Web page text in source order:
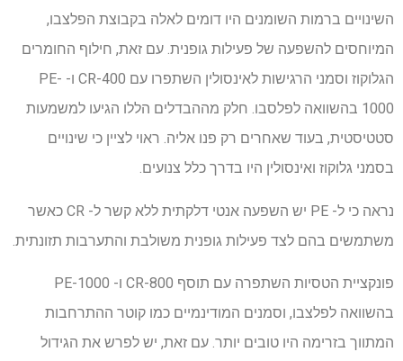
השינויים ברמות השומנים היו דומים לאלה בקבוצת הפלצבו,
המיוחסים להשפעה של פעילות גופנית. עם זאת, חילוף החומרים
הגלוקוז וסמני הרגישות לאינסולין השתפרו עם CR-400 ו- PE-
1000 בהשוואה לפלסבו. חלק מההבדלים הללו הגיעו למשמעות
סטטיסטית, בעוד שאחרים רק פנו אליה. ראוי לציין כי שינויים
בסמני גלוקוז ואינסולין היו בדרך כלל צנועים.
נראה כי ל- PE יש השפעה אנטי דלקתית ללא קשר ל- CR כאשר
משתמשים בהם לצד פעילות גופנית משולבת והתערבות תזונתית.
פונקציית הטסיות השתפרה עם תוסף CR-800 ו- PE-1000
בהשוואה לפלצבו, וסמנים המודינמיים כמו קוטר ההתרחבות
המתווך בזרימה היו טובים יותר. עם זאת, יש לפרש את הגידול